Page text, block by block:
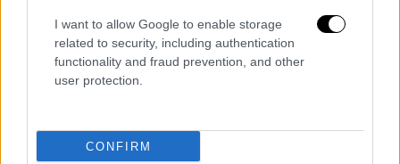
I want to allow Google to enable storage
related to security, including authentication
functionality and fraud prevention, and other
user protection.
CONFIRM